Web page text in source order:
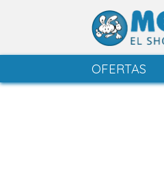
OFERTAS